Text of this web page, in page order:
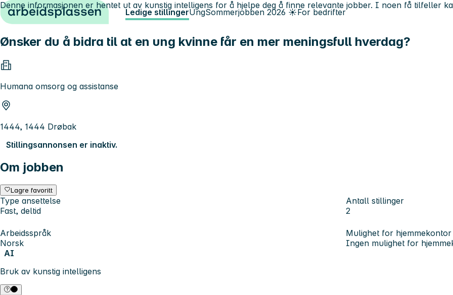
Hopp til innhold Ledige stillingerUngSommerjobben 2026 ☀️For bedrifter
Ønsker du å bidra til at en ung kvinne får en mer meningsfull hverdag?
Humana omsorg og assistanse
1444, 1444 Drøbak
Stillingsannonsen er inaktiv.
Om jobben
Lagre favoritt
Type ansettelse
Fast, deltid
Antall stillinger
2
Arbeidsspråk
Norsk
Mulighet for hjemmekontor
Ingen mulighet for
AI
Bruk av kunstig intelligens
Denne informasjonen er hentet ut av kunstig intelligens for å hjelpe deg å finne relevante jobber. I noen få tilfeller